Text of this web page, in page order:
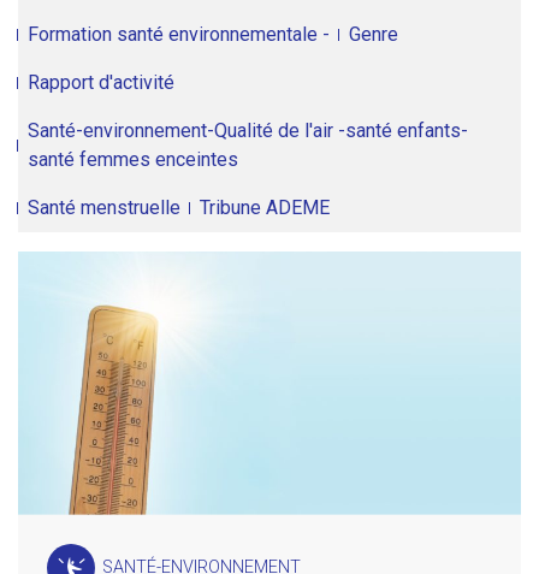
Formation santé environnementale - Genre
Rapport d'activité
Santé-environnement-Qualité de l'air -santé enfants-
santé femmes enceintes
Santé menstruelle Tribune ADEME
SANTÉ-ENVIRONNEMENT